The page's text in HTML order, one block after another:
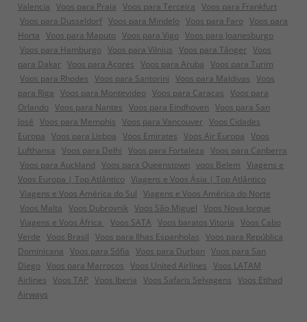
Valencia Voos para Praia Voos para Terceira Voos para Frankfurt
Voos para Dusseldorf Voos para Mindelo Voos para Faro Voos para
Horta Voos para Maputo Voos para Vigo Voos para Joanesburgo
Voos para Hamburgo Voos para Vilnius Voos para Tânger Voos
para Dakar Voos para Açores Voos para Aruba Voos para Turim
Voos para Rhodes Voos para Santorini Voos para Maldivas Voos
para Riga Voos para Montevideo Voos para Caracas Voos para
Orlando Voos para Nantes Voos para Eindhoven Voos para San
José Voos para Memphis Voos para Vancouver Voos Cidades
Europa Voos para Lisboa Voos Emirates Voos Air Europa Voos
Lufthansa Voos para Delhi Voos para Fortaleza Voos para Canberra
Voos para Auckland Voos para Queenstown voos Belem Viagens e
Voos Europa | Top Atlântico Viagens e Voos Ásia | Top Atlântico
Viagens e Voos América do Sul Viagens e Voos América do Norte
Voos Malta Voos Dubrovnik Voos São Miguel Voos Nova Iorque
Viagens e Voos África
Voos SATA Voos baratos Vitoria Voos Cabo
Verde Voos Brasil Voos para Ilhas Espanholas Voos para República
Dominicana Voos para Sófia Voos para Durban Voos para San
Diego Voos para Marrocos Voos United Airlines Voos LATAM
Airlines Voos TAP Voos Iberia Voos Safaris Selvagens Voos Etihad
Airways